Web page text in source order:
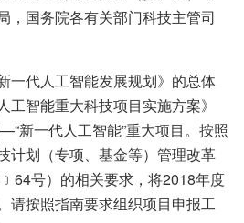
，国务院各有关部门科技主管司
一代人工智能发展规划》的总体
工智能重大科技项目实施方案》
新一代人工智能”重大项目。按照
计划（专项、基金等）管理改革
号）的相关要求，将2018年度
请按照指南要求组织项目申报工